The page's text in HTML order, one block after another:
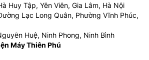
Huy Tập, Yên Viên, Gia Lâm, Hà Nội
Lạc Long Quân, Phường Vĩnh Phúc,
Huệ, Ninh Phong, Ninh Bình
Máy Thiên Phú